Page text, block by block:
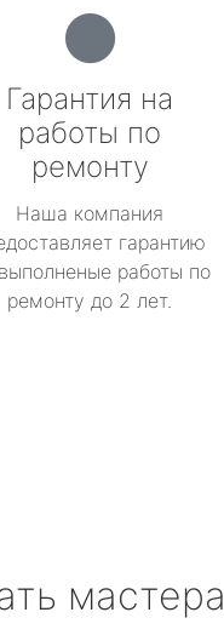
Гарантия на
работы по
ремонту
Наша компания
гарантию
работы по
ремонту до 2 лет.
мастера